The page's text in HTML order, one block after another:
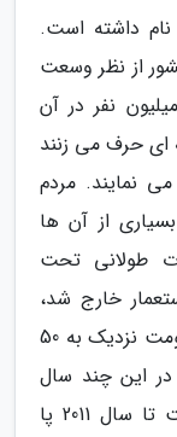
نام داشته است.
از نظر وسعت
در رده 40 جهان قرار گرفته و حدود 60 میلیون نفر در آن
ای حرف می زنند
نمایند. مردم
از آن ها
طولانی تحت
خارج شد،
حکومت نظامی بر سر کار آمد که این حکومت نزدیک به 50
این چند سال
طعم دموکراسی را نچشیدند. این حکومت تا سال 2011 پا